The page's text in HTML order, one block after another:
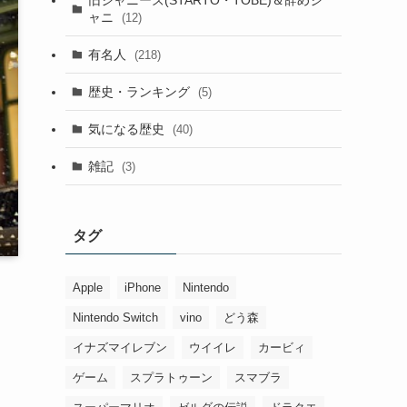
ャニ
(12)
有名人 (218)
歴史・ランキング (5)
気になる歴史 (40)
雑記 (3)
タグ
Apple iPhone Nintendo
Nintendo Switch vino どう森
イナズマイレブン ウイイレ カービィ
ゲーム スプラトゥーン スマブラ